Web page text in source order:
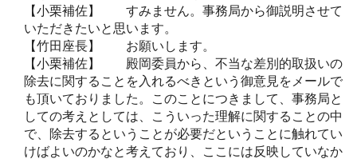
【小栗補佐】 すみません。事務局から御説明させて
いただきたいと思います。
【竹田座長】 お願いします。
【小栗補佐】 殿岡委員から、不当な差別的取扱いの
除去に関することを入れるべきという御意見をメールで
も頂いておりました。このことにつきまして、事務局と
しての考えとしては、こういった理解に関することの中
で、除去するということが必要だということに触れてい
けばよいのかなと考えており、ここには反映していなか